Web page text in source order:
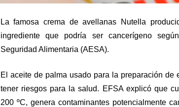
La famosa crema de avellanas Nutella
ingrediente que podría ser cancerígeno
Seguridad Alimentaria (AESA).
El aceite de palma usado para la preparación de
tener riesgos para la salud. EFSA explicó que
200 ºC, genera contaminantes potencialmente